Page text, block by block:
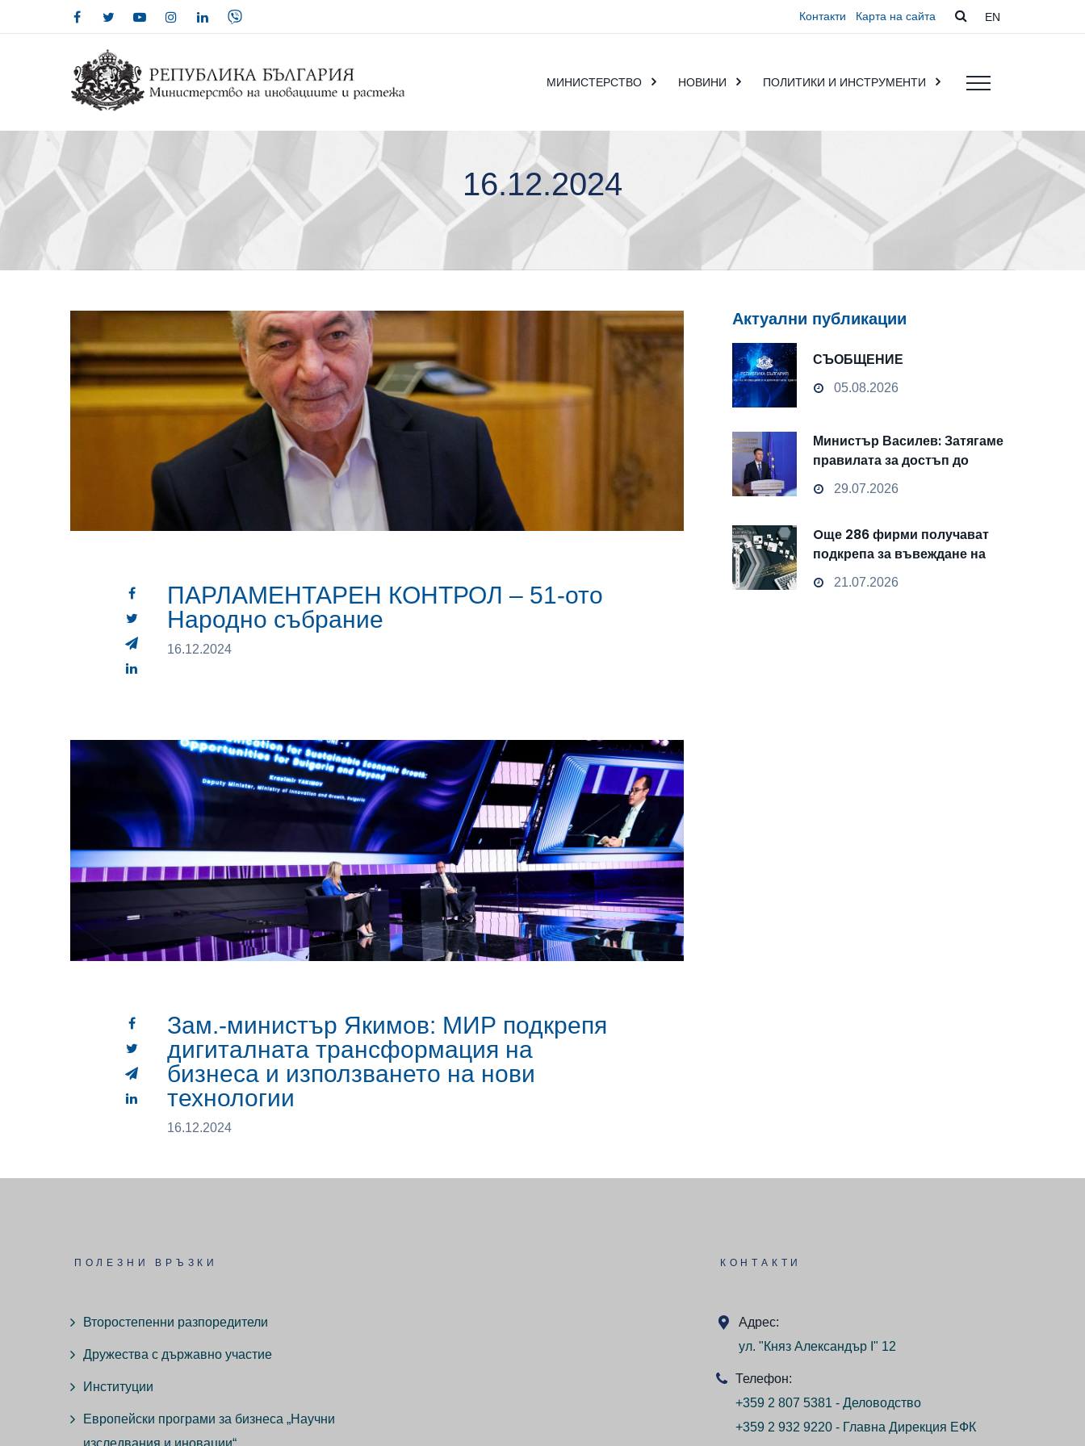
Контакти Карта на сайта EN
МИНИСТЕРСТВО НОВИНИ ПОЛИТИКИ И ИНСТРУМЕНТИ
16.12.2024
ПАРЛАМЕНТАРЕН КОНТРОЛ – 51-ото
Народно събрание
16.12.2024
Зам.-министър Якимов: МИР подкрепя
дигиталната трансформация на
бизнеса и използването на нови
технологии
16.12.2024
Актуални публикации
СЪОБЩЕНИЕ
05.08.2026
Министър Василев: Затягаме
правилата за достъп до
чувствителни данни
29.07.2026
Oще 286 фирми получават
подкрепа за въвеждане на
изкуствен интелект и
облачни технологии
21.07.2026
ПОЛЕЗНИ ВРЪЗКИ
Второстепенни разпоредители
Дружества с държавно участие
Институции
Европейски програми за бизнеса „Научни
изследвания и иновации“
КОНТАКТИ
Адрес:
ул. "Княз Александър I" 12
Телефон:
+359 2 807 5381 - Деловодство
+359 2 932 9220 - Главна Дирекция ЕФК